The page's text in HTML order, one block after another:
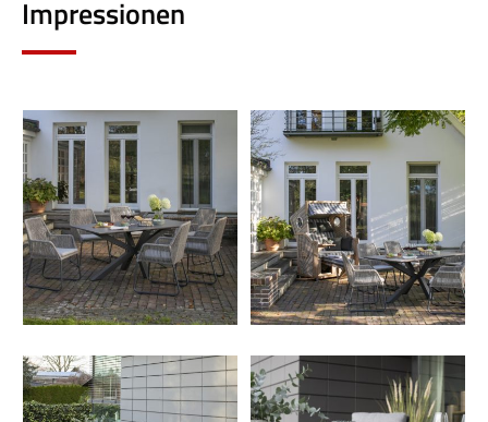
Impressionen